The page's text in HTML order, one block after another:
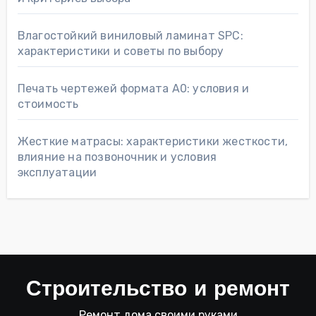
Влагостойкий виниловый ламинат SPC:
характеристики и советы по выбору
Печать чертежей формата А0: условия и
стоимость
Жесткие матрасы: характеристики жесткости,
влияние на позвоночник и условия
эксплуатации
Строительство и ремонт